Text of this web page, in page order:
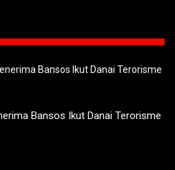
Bansos Ikut Danai Terorisme